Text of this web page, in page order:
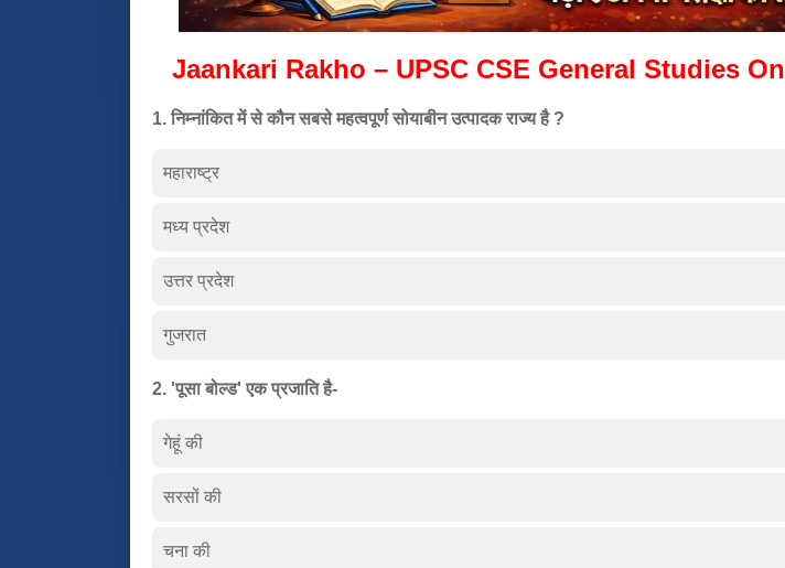
Jaankari Rakho – UPSC CSE General Studies
1. निम्नांकित में से कौन सबसे महत्वपूर्ण सोयाबीन उत्पादक राज्य है ?
महाराष्ट्र
मध्य प्रदेश
उत्तर प्रदेश
गुजरात
2. 'पूसा बोल्ड' एक प्रजाति है-
गेहूं की
सरसों की
चना की